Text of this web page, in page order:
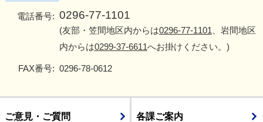
電話番号: 0296-77-1101
(友部・笠間地区内からは0296-77-1101 、岩間地区
内からは0299-37-6611へお掛けください。)
FAX番号: 0296-78-0612
ご意見・ご質問 各課ご案内